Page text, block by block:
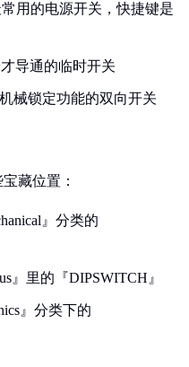
用的电源开关，快捷键是
导通的临时开关
械锁定功能的双向开关
藏位置：
』分类的
』里的『DIPSWITCH』
』分类下的